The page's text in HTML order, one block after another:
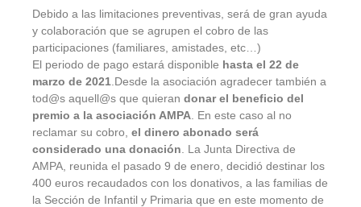
Debido a las limitaciones preventivas, será de gran ayuda
y colaboración que se agrupen el cobro de las
participaciones (familiares, amistades, etc…)
El periodo de pago estará disponible hasta el 22 de
marzo de 2021 .Desde la asociación agradecer también a
tod@s aquell@s que quieran donar el beneficio del
premio a la asociación AMPA . En este caso al no
reclamar su cobro, el dinero abonado será
considerado una donación . La Junta Directiva de
AMPA, reunida el pasado 9 de enero, decidió destinar los
400 euros recaudados con los donativos, a las familias de
la Sección de Infantil y Primaria que en este momento de